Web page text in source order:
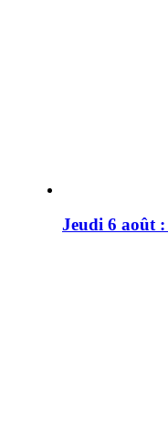
Jeudi 6 août